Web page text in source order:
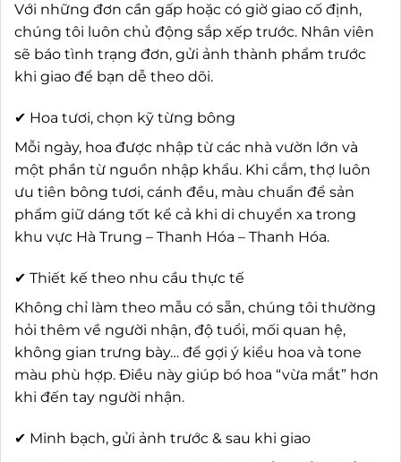
Với những đơn cần gấp hoặc có giờ giao cố định,
chúng tôi luôn chủ động sắp xếp trước. Nhân viên
sẽ báo tình trạng đơn, gửi ảnh thành phẩm trước
khi giao để bạn dễ theo dõi.
✔ Hoa tươi, chọn kỹ từng bông
Mỗi ngày, hoa được nhập từ các nhà vườn lớn và
một phần từ nguồn nhập khẩu. Khi cắm, thợ luôn
ưu tiên bông tươi, cánh đều, màu chuẩn để sản
phẩm giữ dáng tốt kể cả khi di chuyển xa trong
khu vực Hà Trung – Thanh Hóa – Thanh Hóa.
✔ Thiết kế theo nhu cầu thực tế
Không chỉ làm theo mẫu có sẵn, chúng tôi thường
hỏi thêm về người nhận, độ tuổi, mối quan hệ,
không gian trưng bày… để gợi ý kiểu hoa và tone
màu phù hợp. Điều này giúp bó hoa “vừa mắt” hơn
khi đến tay người nhận.
✔ Minh bạch, gửi ảnh trước & sau khi giao